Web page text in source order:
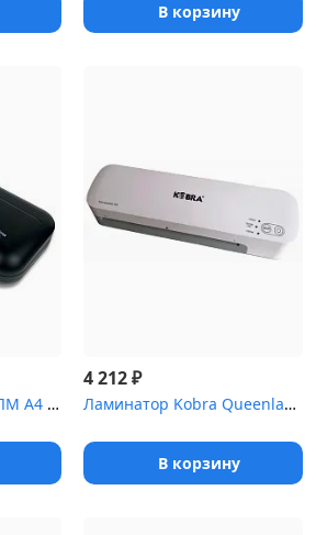
В корзину
Ламинатор ГЕЛЕОС ЛМ A4 Старт, А4, 2х150 (пленка 75-150мкм), 300 м...
4 212₽
Ламинатор Kobra Queenlam Multi серый A4 (80-125мкм) 32см/мин (2ва...
В корзину